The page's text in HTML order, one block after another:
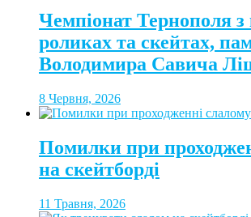
Чемпіонат Тернополя з
роликах та скейтах,
Володимира Савича
8 Червня, 2026
Помилки при
на скейтборді
11 Травня, 2026